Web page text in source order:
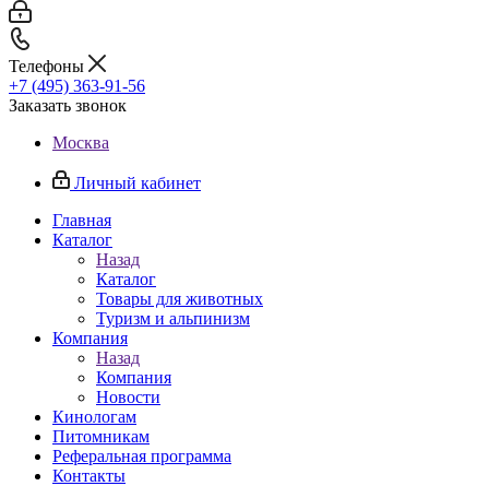
Телефоны
+7 (495) 363-91-56
Заказать звонок
Москва
Личный кабинет
Главная
Каталог
Назад
Каталог
Товары для животных
Туризм и альпинизм
Компания
Назад
Компания
Новости
Кинологам
Питомникам
Реферальная программа
Контакты